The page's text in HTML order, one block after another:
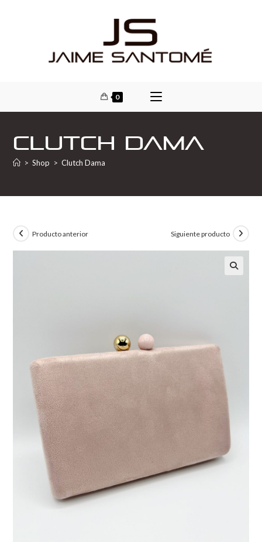
0
Clutch Dama
> Shop > Clutch Dama
Producto anterior Siguiente producto